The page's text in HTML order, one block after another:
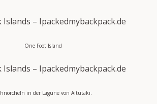
One Foot Island
in der Lagune von Aitutaki.